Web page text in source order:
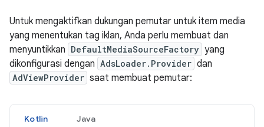
Untuk mengaktifkan dukungan pemutar untuk item media
yang menentukan tag iklan, Anda perlu membuat dan
menyuntikkan DefaultMediaSourceFactory yang
dikonfigurasi dengan AdsLoader.Provider dan
AdViewProvider saat membuat pemutar:
Kotlin Java